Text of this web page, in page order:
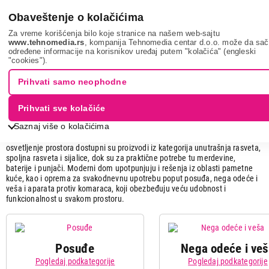
Obaveštenje o kolačićima
Za vreme korišćenja bilo koje stranice na našem web-sajtu
www.tehnomedia.rs , kompanija Tehnomedia centar d.o.o. može da
određene informacije na korisnikov uređaj putem "kolačića" (engleski
"cookies").
Saznaj više o kolačićima
Prihvati samo neophodne
Prihvati sve kolačiće
Sve za kuću i baštu
Sve za kuću
U kategoriji Sve za kuću i baštu pronađite sve što vam je potrebno za
uređenje, održavanje i unapređenje vašeg doma i dvorišta. U ponudi su
baštenski alati, uključujući kosilice i ostale alate za rad u bašti, kao i
osvetljenje prostora dostupni su proizvodi iz kategorija unutrašnja rasveta,
spoljna rasveta i sijalice, dok su za praktične potrebe tu merdevine,
baterije i punjači. Moderni dom upotpunjuju i rešenja iz oblasti pametne
kuće, kao i oprema za svakodnevnu upotrebu poput posuđa, nega odeće i
veša i aparata protiv komaraca, koji obezbeđuju veću udobnost i
funkcionalnost u svakom prostoru.
Posuđe
Pogledaj podkategorije
Nega odeće i
Pogledaj podkategorije